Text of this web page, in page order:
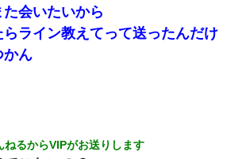
た会いたいから
ライン教えてって送ったんだけ
かん
ねるからVIPがお送りします